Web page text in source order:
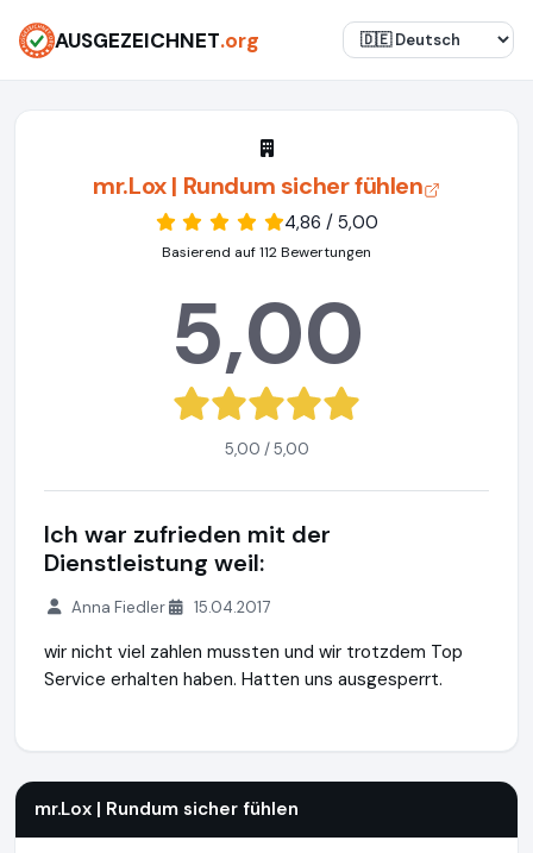
AUSGEZEICHNET.org
mr.Lox | Rundum sicher fühlen
4,86 / 5,00
Basierend auf 112 Bewertungen
5,00
5,00 / 5,00
Ich war zufrieden mit der
Dienstleistung weil:
Anna Fiedler 15.04.2017
wir nicht viel zahlen mussten und wir trotzdem Top
Service erhalten haben. Hatten uns ausgesperrt.
mr.Lox | Rundum sicher fühlen